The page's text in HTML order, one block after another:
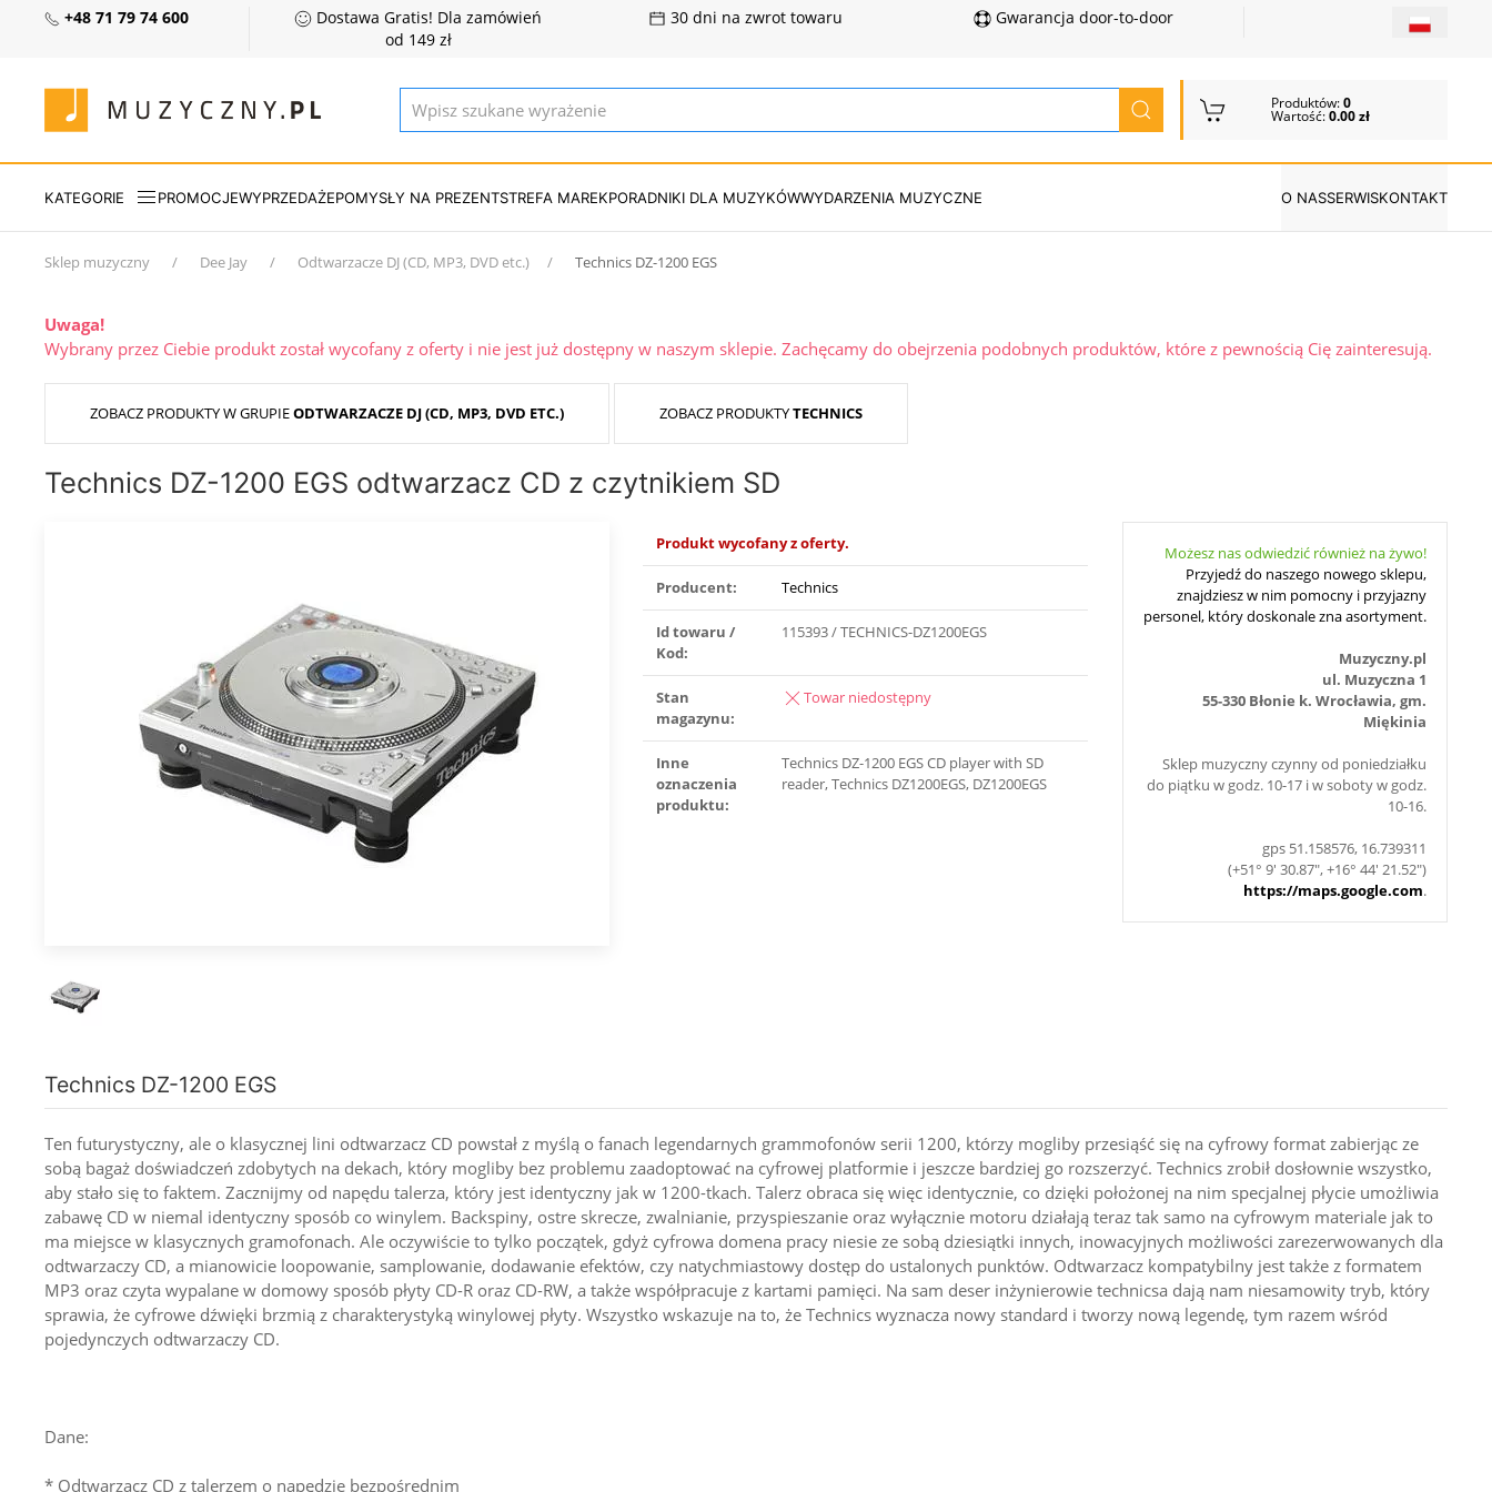
+48 71 79 74 600
Dostawa Gratis! Dla zamówień
od 149 zł
30 dni na zwrot towaru Gwarancja door-to-door
Produktów:0
Wartość:0.00 zł
KATEGORIE PROMOCJEWYPRZEDAŻEPOMYSŁY NA PREZENTSTREFA MAREKPORADNIKI DLA MUZYKÓWWYDARZENIA MUZYCZNE O NASSERWISKONTAKT
Sklep muzyczny Dee Jay Odtwarzacze DJ (CD, MP3, DVD etc.) Technics DZ-1200 EGS
Uwaga!
Wybrany przez Ciebie produkt został wycofany z oferty i nie jest już dostępny w naszym sklepie. Zachęcamy do obejrzenia podobnych produktów, które z pewnością Cię zainteresują.
ZOBACZ PRODUKTY W GRUPIEODTWARZACZE DJ (CD, MP3, DVD ETC.) ZOBACZ PRODUKTYTECHNICS
Technics DZ-1200 EGS odtwarzacz CD z czytnikiem SD
Produkt wycofany z oferty.
Producent: Technics
Id towaru /
Kod:
115393 / TECHNICS-DZ1200EGS
Stan
magazynu:
Towar niedostępny
Inne
oznaczenia
produktu:
Technics DZ-1200 EGS CD player with SD
reader, Technics DZ1200EGS, DZ1200EGS
Możesz nas odwiedzić również na żywo!
Przyjedź do naszego nowego sklepu,
znajdziesz w nim pomocny i przyjazny
personel, który doskonale zna asortyment.
Muzyczny.pl
ul. Muzyczna 1
55-330 Błonie k. Wrocławia, gm.
Miękinia
Sklep muzyczny czynny od poniedziałku
do piątku w godz. 10-17 i w soboty w godz.
10-16.
gps 51.158576, 16.739311
(+51° 9' 30.87", +16° 44' 21.52")
https://maps.google.com.
Technics DZ-1200 EGS
Ten futurystyczny, ale o klasycznej lini odtwarzacz CD powstał z myślą o fanach legendarnych grammofonów serii 1200, którzy mogliby przesiąść się na cyfrowy format zabierjąc ze
sobą bagaż doświadczeń zdobytych na dekach, który mogliby bez problemu zaadoptować na cyfrowej platformie i jeszcze bardziej go rozszerzyć. Technics zrobił dosłownie wszystko,
aby stało się to faktem. Zacznijmy od napędu talerza, który jest identyczny jak w 1200-tkach. Talerz obraca się więc identycznie, co dzięki położonej na nim specjalnej płycie umożliwia
zabawę CD w niemal identyczny sposób co winylem. Backspiny, ostre skrecze, zwalnianie, przyspieszanie oraz wyłącznie motoru działają teraz tak samo na cyfrowym materiale jak to
ma miejsce w klasycznych gramofonach. Ale oczywiście to tylko początek, gdyż cyfrowa domena pracy niesie ze sobą dziesiątki innych, inowacyjnych możliwości zarezerwowanych dla
odtwarzaczy CD, a mianowicie loopowanie, samplowanie, dodawanie efektów, czy natychmiastowy dostęp do ustalonych punktów. Odtwarzacz kompatybilny jest także z formatem
MP3 oraz czyta wypalane w domowy sposób płyty CD-R oraz CD-RW, a także współpracuje z kartami pamięci. Na sam deser inżynierowie technicsa dają nam niesamowity tryb, który
sprawia, że cyfrowe dźwięki brzmią z charakterystyką winylowej płyty. Wszystko wskazuje na to, że Technics wyznacza nowy standard i tworzy nową legendę, tym razem wśród
pojedynczych odtwarzaczy CD.
Dane:
* Odtwarzacz CD z talerzem o napędzie bezpośrednim